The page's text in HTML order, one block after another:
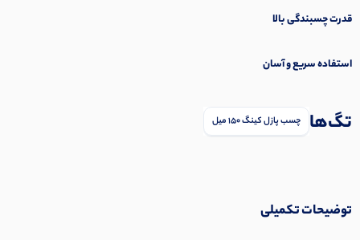
قدرت چسبندگی بالا
استفاده سریع و آسان
تگ‌ها چسب پازل کینگ 150 میل
توضیحات تکمیلی